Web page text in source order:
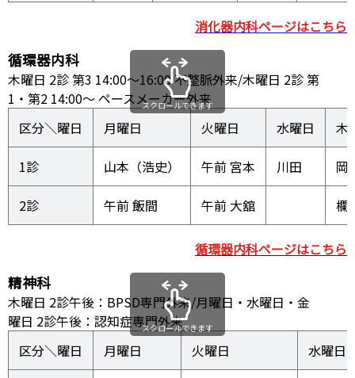
消化器内科ページはこちら
循環器内科
木曜日 2診 第3 14:00～16:00 不整脈外来/木曜日 2診 第
1・第2 14:00～ ペースメーカー外来
区分＼曜日
月曜日 火曜日 水曜日 木
1診 山本（浩史） 午前 宮本 川田 岡
2診 午前 飯間 午前 大舘 欄
スクロールできます
循環器内科ページはこちら
精神科
木曜日 2診午後：BPSD専門外来/月曜日・水曜日・金
曜日 2診午後：認知症専門外来
区分＼曜日
月曜日 火曜日 水曜日
スクロールできます